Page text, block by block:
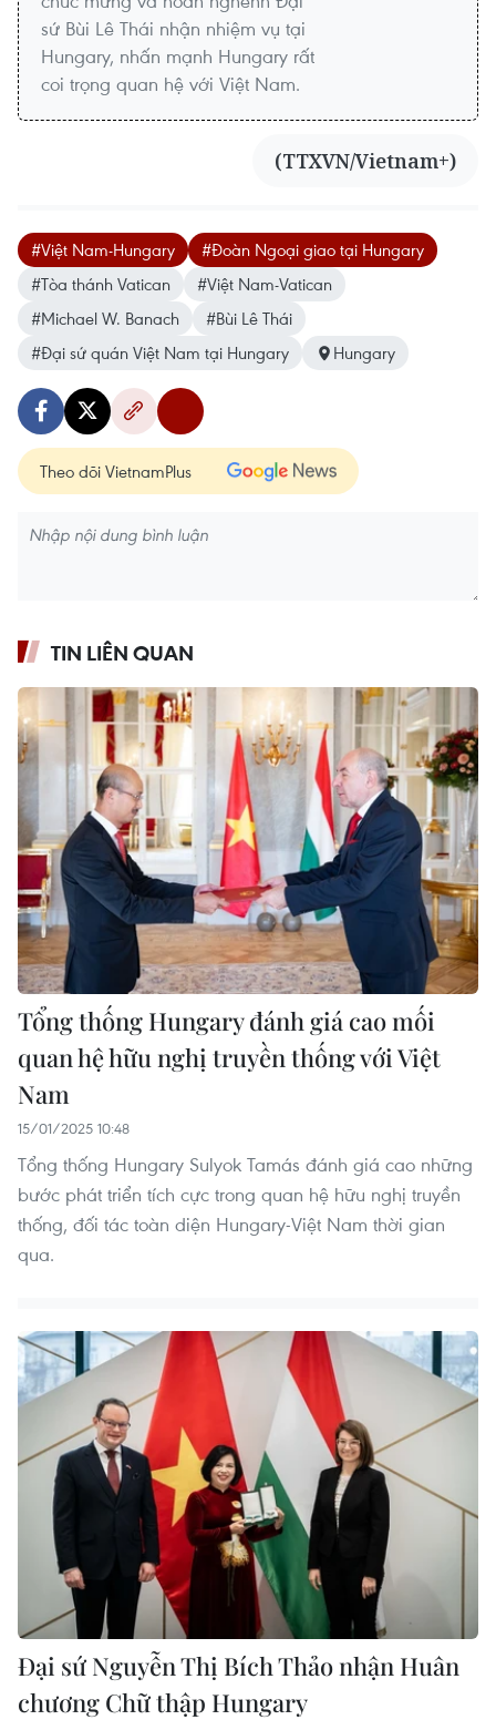
sứ Bùi Lê Thái nhận nhiệm vụ tại
Hungary, nhấn mạnh Hungary rất
coi trọng quan hệ với Việt Nam.
(TTXVN/Vietnam+)
#Việt Nam-Hungary
#Đoàn Ngoại giao tại Hungary
#Tòa thánh Vatican
#Việt Nam-Vatican
#Michael W. Banach
#Bùi Lê Thái
#Đại sứ quán Việt Nam tại Hungary
Hungary
Theo dõi VietnamPlus
TIN LIÊN QUAN
Tổng thống Hungary đánh giá cao mối
quan hệ hữu nghị truyền thống với Việt
Nam
15/01/2025 10:48
Tổng thống Hungary Sulyok Tamás đánh giá cao những
bước phát triển tích cực trong quan hệ hữu nghị truyền
thống, đối tác toàn diện Hungary-Việt Nam thời gian
qua.
Đại sứ Nguyễn Thị Bích Thảo nhận Huân
chương Chữ thập Hungary